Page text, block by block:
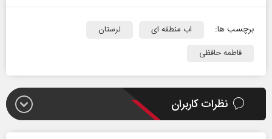
برچسب ها: اب منطقه ای
لرستان
فاطمه حافظی
نظرات کاربران